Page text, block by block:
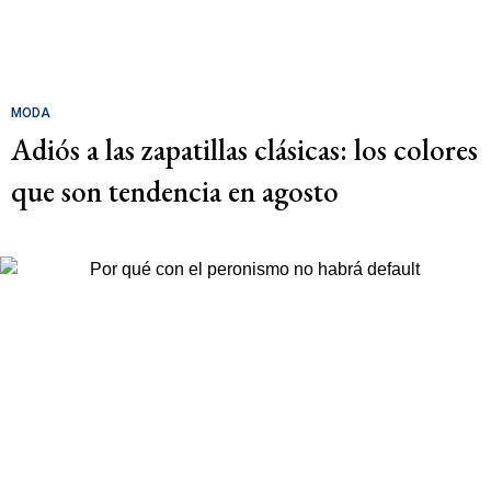
MODA
Adiós a las zapatillas clásicas: los colores
que son tendencia en agosto